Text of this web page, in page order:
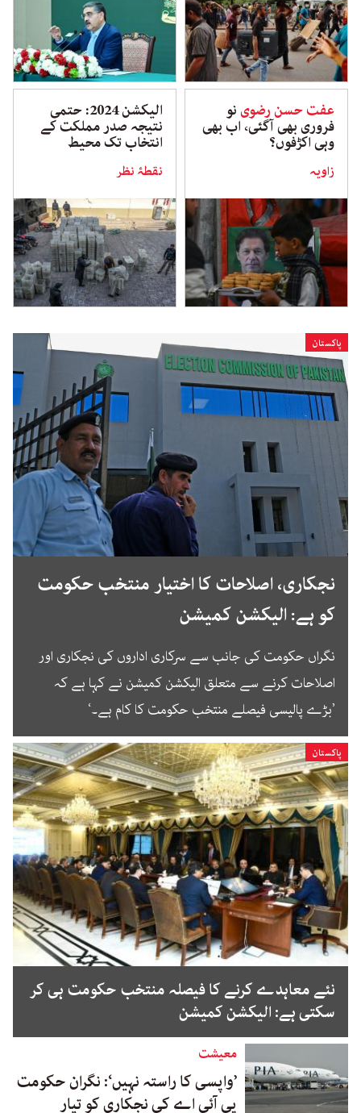
عفت حسن رضوینو
فروری بھی آگئی، اب بھی
وہی اکڑفوں؟
زاویہ
الیکشن 2024: حتمی
نتیجہ صدر مملکت کے
انتخاب تک محیط
نقطۂ نظر
پاکستان
نجکاری، اصلاحات کا اختیار منتخب حکومت
کو ہے: الیکشن کمیشن
نگراں حکومت کی جانب سے سرکاری اداروں کی نجکاری اور
اصلاحات کرنے سے متعلق الیکشن کمیشن نے کہا ہے کہ
’بڑے پالیسی فیصلے منتخب حکومت کا کام ہے۔‘
پاکستان
نئے معاہدے کرنے کا فیصلہ منتخب حکومت ہی کر
سکتی ہے: الیکشن کمیشن
معیشت
’واپسی کا راستہ نہیں‘: نگران حکومت
پی آئی اے کی نجکاری کو تیار